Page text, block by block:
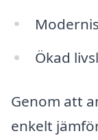
Ökad
Genom att
enkelt